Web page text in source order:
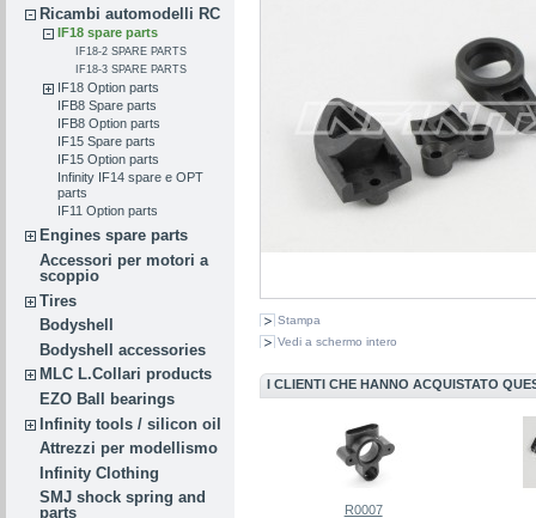
Ricambi automodelli RC
IF18 spare parts
IF18-2 SPARE PARTS
IF18-3 SPARE PARTS
IF18 Option parts
IFB8 Spare parts
IFB8 Option parts
IF15 Spare parts
IF15 Option parts
Infinity IF14 spare e OPT
parts
IF11 Option parts
Engines spare parts
Accessori per motori a
scoppio
Tires
Bodyshell
Bodyshell accessories
MLC L.Collari products
EZO Ball bearings
Infinity tools / silicon oil
Attrezzi per modellismo
Infinity Clothing
SMJ shock spring and
parts
Stampa
Vedi a schermo intero
I CLIENTI CHE HANNO ACQUISTATO
R0007